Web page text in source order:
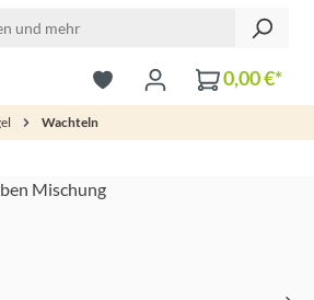
0,00 €*
Wachteln